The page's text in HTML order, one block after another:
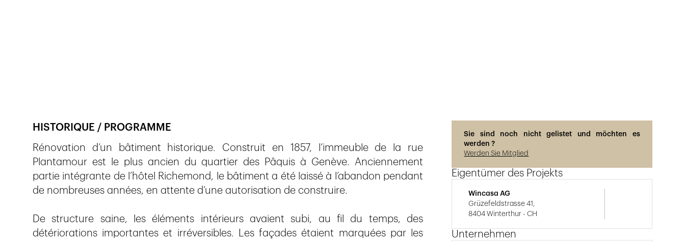
HISTORIQUE / PROGRAMME
Rénovation d’un bâtiment historique. Construit en 1857, l’immeuble de la rue
Plantamour est le plus ancien du quartier des Pâquis à Genève. Anciennement
partie intégrante de l’hôtel Richemond, le bâtiment a été laissé à l’abandon pendant
de nombreuses années, en attente d’une autorisation de construire.
De structure saine, les éléments intérieurs avaient subi, au fil du temps, des
détériorations importantes et irréversibles. Les façades étaient marquées par les
Sie sind noch nicht gelistet und möchten es
werden ?
Werden Sie Mitglied
Eigentümer des Projekts
Wincasa AG
Grüzefeldstrasse 41,
8404 Winterthur - CH
Unternehmen